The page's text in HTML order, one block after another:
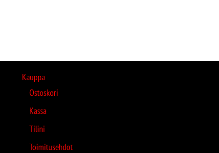
Kauppa
Ostoskori
Kassa
Tilini
Toimitusehdot